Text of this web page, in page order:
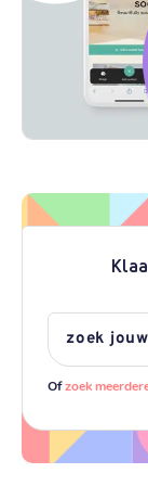
Ofzoek